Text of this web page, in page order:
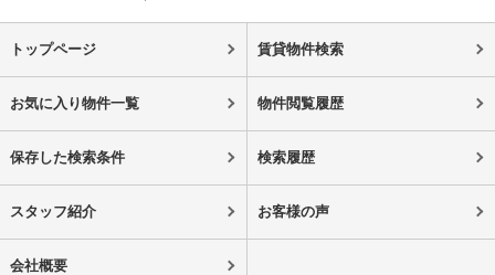
トップページ 賃貸物件検索
お気に入り物件一覧 物件閲覧履歴
保存した検索条件 検索履歴
スタッフ紹介 お客様の声
会社概要